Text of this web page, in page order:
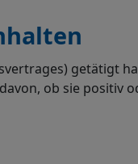
getätigt
ob sie positiv